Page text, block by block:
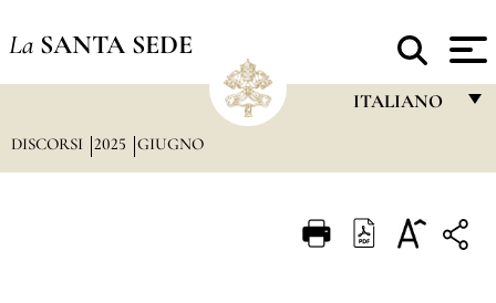
La SANTA SEDE
ITALIANO
ITALIANO
DISCORSI 2025 GIUGNO